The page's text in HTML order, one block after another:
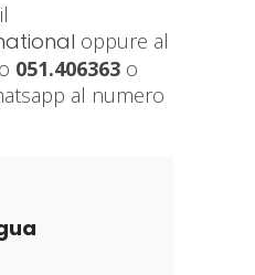
scelte
nella
pagina
oppure al
051.406363 o
al numero